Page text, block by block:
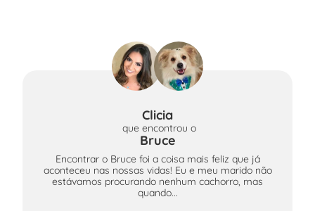
Clicia
que encontrou o
Bruce
Encontrar o Bruce foi a coisa mais feliz que já
aconteceu nas nossas vidas! Eu e meu marido não
estávamos procurando nenhum cachorro, mas
quando...